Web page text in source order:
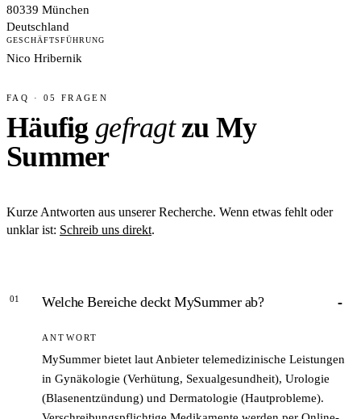
80339 München
Deutschland
GESCHÄFTSFÜHRUNG
Nico Hribernik
FAQ · 05 FRAGEN
Häufig gefragtzu My
Summer
Kurze Antworten aus unserer Recherche. Wenn etwas fehlt oder
unklar ist: Schreib uns direkt.
01 Welche Bereiche deckt MySummer ab?
ANTWORT
MySummer bietet laut Anbieter telemedizinische Leistungen
in Gynäkologie (Verhütung, Sexualgesundheit), Urologie
(Blasenentzündung) und Dermatologie (Hautprobleme).